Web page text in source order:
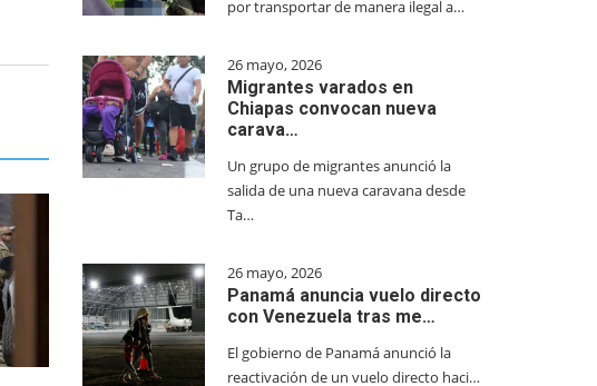
por transportar de manera ilegal a…
26 mayo, 2026
Migrantes varados en
Chiapas convocan nueva
carava…
Un grupo de migrantes anunció la
salida de una nueva caravana desde
Ta…
26 mayo, 2026
Panamá anuncia vuelo directo
con Venezuela tras me…
El gobierno de Panamá anunció la
reactivación de un vuelo directo haci…